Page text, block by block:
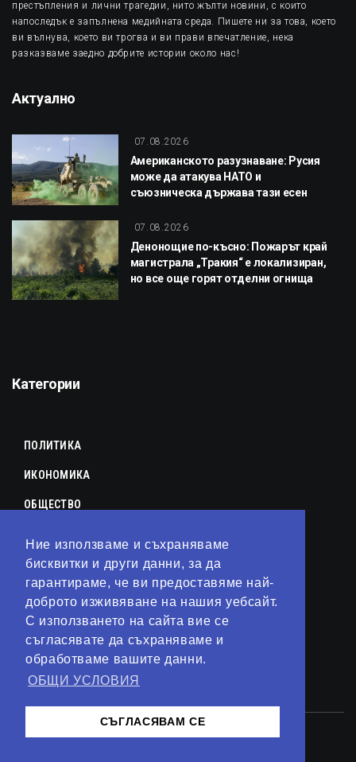
Ние използваме и съхраняваме
бисквитки и други данни, за да
гарантираме, че ви предоставяме най-
доброто изживяване на нашия уебсайт.
С използването на сайта вие се
съгласявате да съхраняваме и
обработваме вашите данни.
ОБЩИ УСЛОВИЯ
СЪГЛАСЯВАМ СЕ
престъпления и лични трагедии, нито жълти новини, с които
напоследък е запълнена медийната среда. Пишете ни за това, което
ви вълнува, което ви трогва и ви прави впечатление, нека
разказваме заедно добрите истории около нас!
Актуално
07.08.2026
Американското разузнаване: Русия
може да атакува НАТО и
съюзническа държава тази есен
07.08.2026
Денонощие по-късно: Пожарът край
магистрала „Тракия“ е локализиран,
но все още горят отделни огнища
Категории
ПОЛИТИКА
ИКОНОМИКА
ОБЩЕСТВО
КУЛТУРА
ЛАЙФСТАЙЛ
ТЕХНОЛОГИИ
АНАЛИЗИ
СВЯТ
© 2023 – Сайт отKirov Invest Group